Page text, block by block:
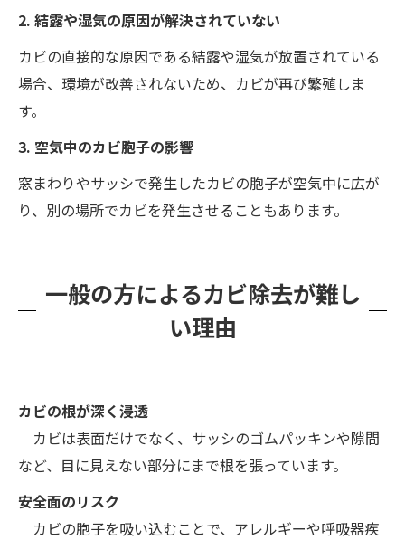
2. 結露や湿気の原因が解決されていない
カビの直接的な原因である結露や湿気が放置されている
場合、環境が改善されないため、カビが再び繁殖しま
す。
3. 空気中のカビ胞子の影響
窓まわりやサッシで発生したカビの胞子が空気中に広が
り、別の場所でカビを発生させることもあります。
一般の方によるカビ除去が難し
い理由
カビの根が深く浸透
カビは表面だけでなく、サッシのゴムパッキンや隙間
など、目に見えない部分にまで根を張っています。
安全面のリスク
カビの胞子を吸い込むことで、アレルギーや呼吸器疾